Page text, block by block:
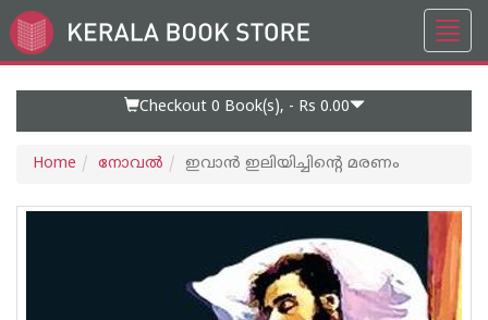
Go
to
Checkout 0 Book(s), - Rs 0.00
Home നോവല്‍ ഇവാ‌ന്‍ ഇലിയിച്ചിന്റെ മരണം